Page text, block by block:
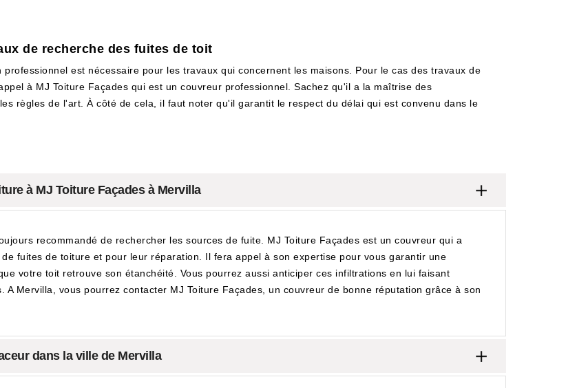
de recherche des fuites de toit
est nécessaire pour les travaux qui concernent les maisons. Pour le cas des travaux de
à MJ Toiture Façades qui est un couvreur professionnel. Sachez qu'il a la maîtrise des
règles de l'art. À côté de cela, il faut noter qu'il garantit le respect du délai qui est convenu dans le
à MJ Toiture Façades à Mervilla
recommandé de rechercher les sources de fuite. MJ Toiture Façades est un couvreur qui a
fuites de toiture et pour leur réparation. Il fera appel à son expertise pour vous garantir une
votre toit retrouve son étanchéité. Vous pourrez aussi anticiper ces infiltrations en lui faisant
Mervilla, vous pourrez contacter MJ Toiture Façades, un couvreur de bonne réputation grâce à son
dans la ville de Mervilla